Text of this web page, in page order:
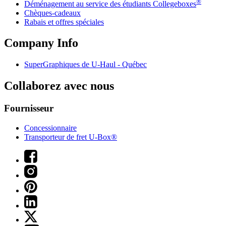
Déménagement au service des étudiants Collegeboxes
Chèques-cadeaux
Rabais et offres spéciales
Company Info
SuperGraphiques de U-Haul - Québec
Collaborez avec nous
Fournisseur
Concessionnaire
Transporteur de fret U-Box®